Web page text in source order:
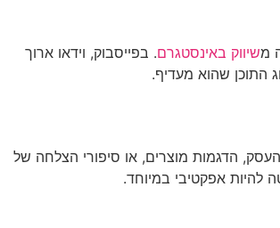
משיווק באינסטגרם. בפייסבוק, וידאו ארוך
התוכן שהוא מעדיף.
העסק, הדגמות מוצרים, או סיפורי הצלחה של
להיות אפקטיבי במיוחד.